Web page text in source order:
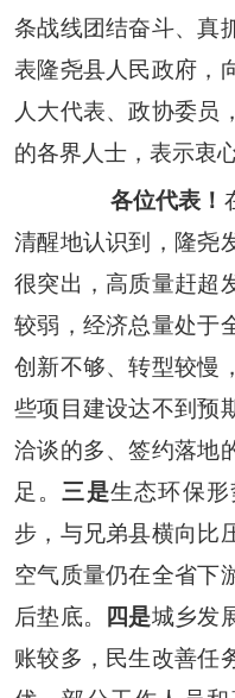
条战线团结奋斗、真
表隆尧县人民政府，
人大代表、政协委员
的各界人士，表示衷
各位代表！
清醒地认识到，隆尧
很突出，高质量赶超
较弱，经济总量处于
创新不够、转型较慢
些项目建设达不到预
洽谈的多、签约落地
足。 三是生态环保
步，与兄弟县横向比
空气质量仍在全省下
后垫底。
四是城乡发
账较多，民生改善任